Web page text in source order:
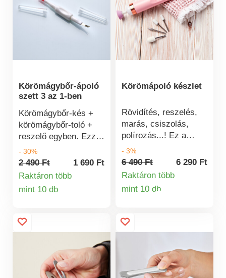
lábkörmökhöz is.
Utazáshoz is. 3
részes. Java.
Körömágybőr-ápoló
szett 3 az 1-ben
Körömágybőr-kés +
körömágybőr-toló +
reszelő egyben. Ezzel
a professzionális
eszközzel kétszeres
vagy háromszoros
megspórolhatja a
manikűrköltséget. 1
eszköz - 3 funkció.
körömágybőr
eltávolításához.
Pálcika a
- 30%
2 490 Ft
1 690 Ft
Raktáron több
mint 10 dbTermékinformációk
Körömápoló készlet
Rövidítés, reszelés,
marás, csiszolás,
polírozás...! Ez a
praktikus, újratölthető
készülék 5 különböző
tartozékkal mindent
módon ápolhatja
- mindenféle
erőfeszítés és
- 3%
6 490 Ft
6 290 Ft
Raktáron több
mint 10 db